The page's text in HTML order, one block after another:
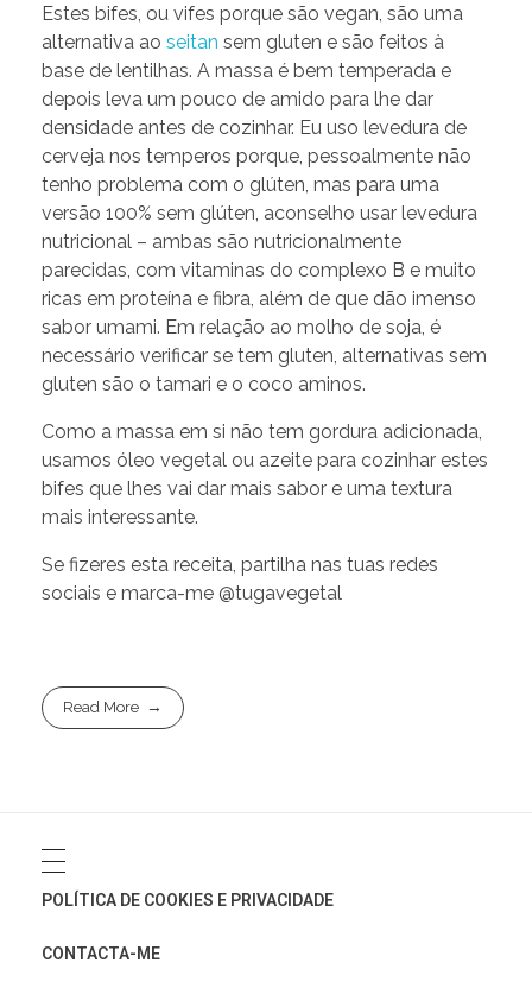
Estes bifes, ou vifes porque são vegan, são uma
alternativa ao seitan sem gluten e são feitos à
base de lentilhas. A massa é bem temperada e
depois leva um pouco de amido para lhe dar
densidade antes de cozinhar. Eu uso levedura de
cerveja nos temperos porque, pessoalmente não
tenho problema com o glúten, mas para uma
versão 100% sem glúten, aconselho usar levedura
nutricional – ambas são nutricionalmente
parecidas, com vitaminas do complexo B e muito
ricas em proteína e fibra, além de que dão imenso
sabor umami. Em relação ao molho de soja, é
necessário verificar se tem gluten, alternativas sem
gluten são o tamari e o coco aminos.
Como a massa em si não tem gordura adicionada,
usamos óleo vegetal ou azeite para cozinhar estes
bifes que lhes vai dar mais sabor e uma textura
mais interessante.
Se fizeres esta receita, partilha nas tuas redes
sociais e marca-me @tugavegetal
Read More
POLÍTICA DE COOKIES E PRIVACIDADE
CONTACTA-ME